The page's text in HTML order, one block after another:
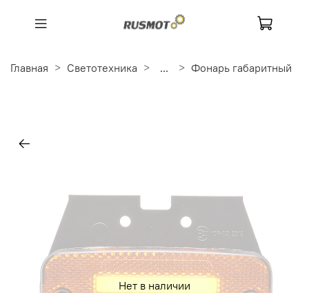
Главная Светотехника ... Фонарь габаритный
Нет в наличии